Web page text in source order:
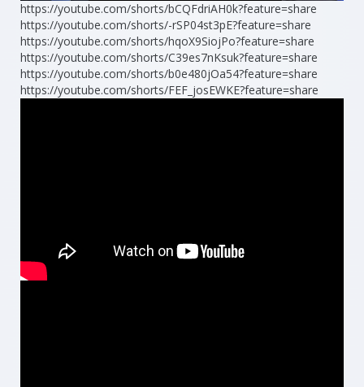
https://youtube.com/shorts/bCQFdriAH0k?feature=share
https://youtube.com/shorts/-rSP04st3pE?feature=share
https://youtube.com/shorts/hqoX9SiojPo?feature=share
https://youtube.com/shorts/C39es7nKsuk?feature=share
https://youtube.com/shorts/b0e480jOa54?feature=share
https://youtube.com/shorts/FEF_josEWKE?feature=share